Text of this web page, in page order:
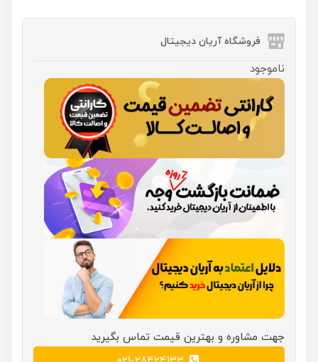
فروشگاه آریان دیجیتال
ناموجود
جهت مشاوره و بهترین قیمت تماس بگیرید